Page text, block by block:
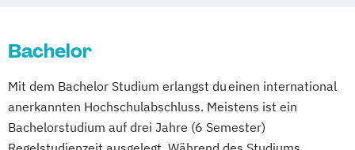
Experience Management
Betriebswirtschaftslehre – Industrial
Management
Betriebswirtschaftslehre – Office
Content-Strategie / Content Strategy
Digital Entrepreneurship Diätologie
Electronics and Computer Engineering
Elektronik und Computer Engineering
Bachelor
Mit dem Bachelor Studium erlangst du einen international
anerkannten Hochschulabschluss. Meistens ist ein
Bachelorstudium auf drei Jahre (6 Semester)